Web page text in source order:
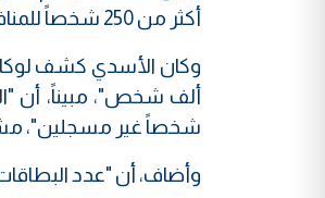
أكثر من 250 شخصاً للمنافسة على 11 مقعداً في انتخابات مجلس النواب المقبل".
شخصاً غير مسجلين"،
وأضاف، أن "عدد البطاقات المطبوعة 598 ألف بطاقة، الموزع